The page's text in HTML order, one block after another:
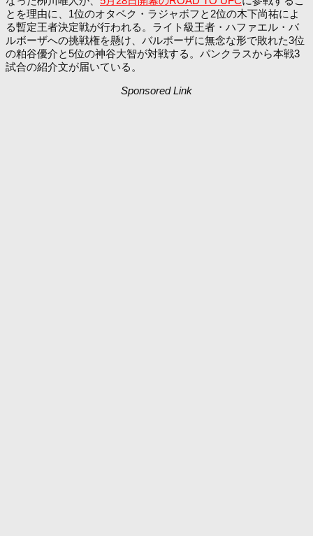
とを理由に、1位のオタベク・ラジャボフと2位の木下尚祐によ
る暫定王者決定戦が行われる。ライト級王者・ハファエル・バ
ルボーザへの挑戦権を懸け、バルボーザに無念な形で敗れた3位
の粕谷優介と5位の神谷大智が対戦する。パンクラスから本戦3
試合の紹介文が届いている。
Sponsored Link